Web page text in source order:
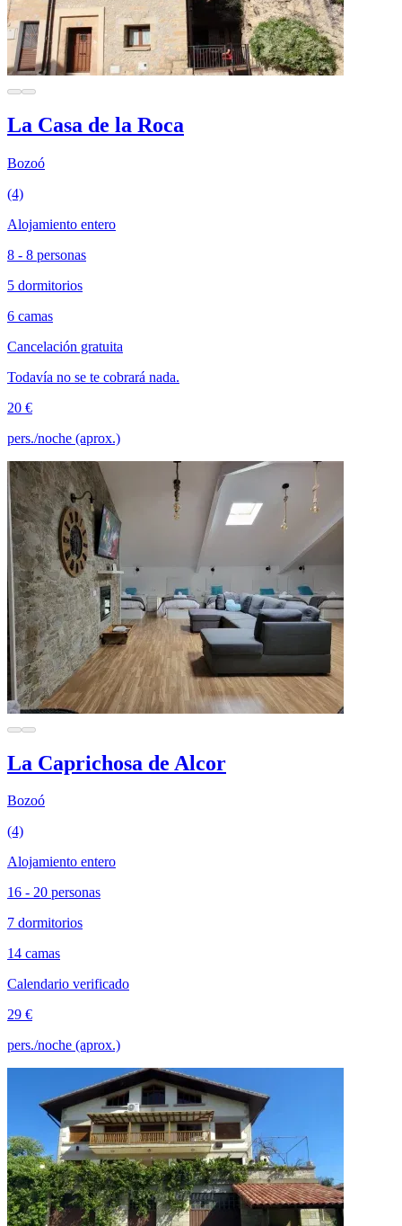
La Casa de la Roca
Bozoó
(4)
Alojamiento entero
8 - 8 personas
5 dormitorios
6 camas
Cancelación gratuita
Todavía no se te cobrará nada.
20 €
pers./noche (aprox.)
La Caprichosa de Alcor
Bozoó
(4)
Alojamiento entero
16 - 20 personas
7 dormitorios
14 camas
Calendario verificado
29 €
pers./noche (aprox.)